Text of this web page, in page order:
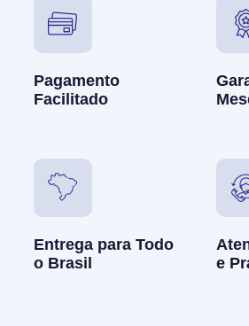
Pagamento
Facilitado
Entrega para Todo
o Brasil
e